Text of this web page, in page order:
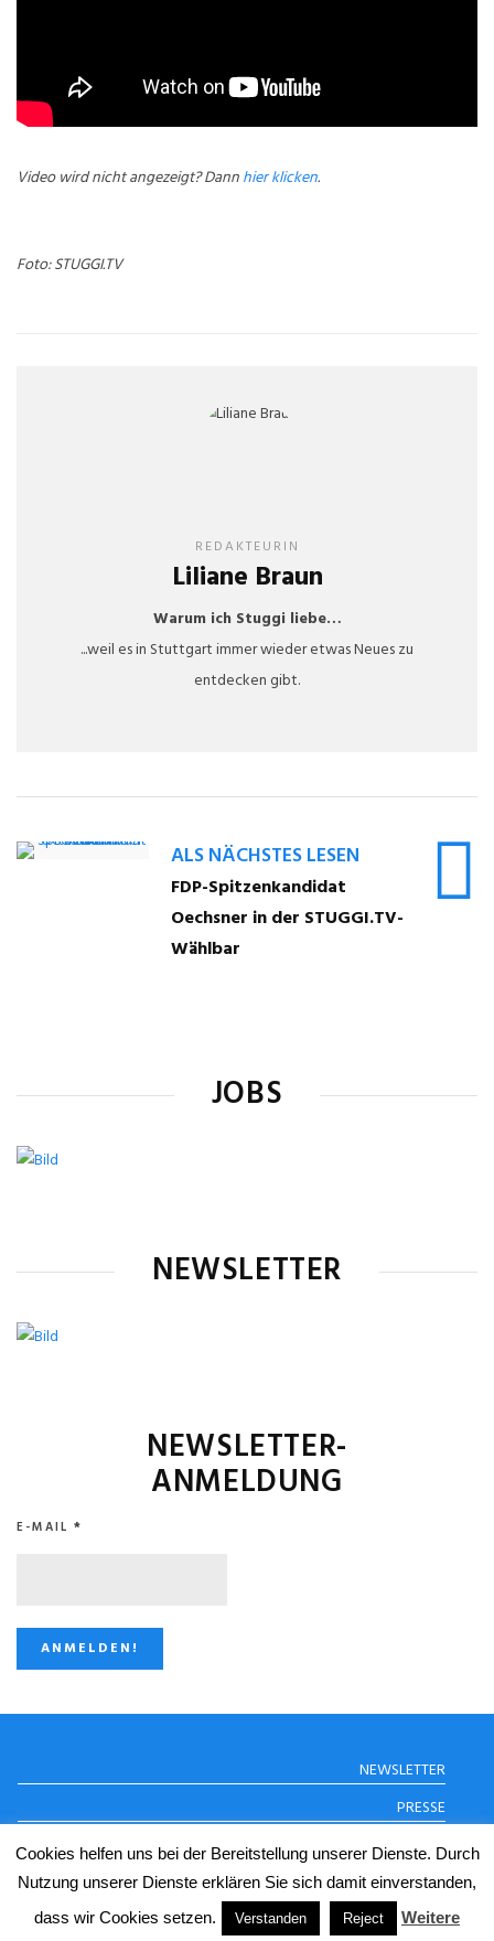
Video wird nicht angezeigt? Dannhier klicken.
Foto: STUGGI.TV
REDAKTEURIN
Liliane Braun
Warum ich Stuggi liebe…
...weil es in Stuttgart immer wieder etwas Neues zu
entdecken gibt.
ALS NÄCHSTES LESEN
FDP-Spitzenkandidat
Oechsner in der STUGGI.TV-
Wählbar
JOBS
NEWSLETTER
NEWSLETTER-
ANMELDUNG
E-MAIL *
STUGGI.TV AUF
INSTAGRAM
NEWSLETTER
PRESSE
DATENSCHUTZERKLÄRUNG
IMPRESSUM
Cookies helfen uns bei der Bereitstellung unserer Dienste. Durch
Nutzung unserer Dienste erklären Sie sich damit einverstanden,
dass wir Cookies setzen.
Verstanden Reject Weitere